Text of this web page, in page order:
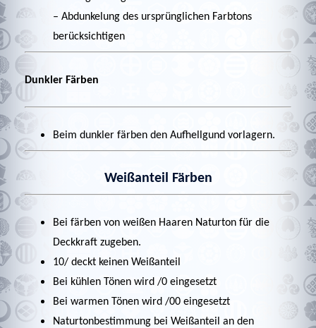
– Abdunkelung des ursprünglichen Farbtons
berücksichtigen
Dunkler Färben
Beim dunkler färben den Aufhellgund vorlagern.
Weißanteil Färben
Bei färben von weißen Haaren Naturton für die
Deckkraft zugeben.
10/ deckt keinen Weißanteil
Bei kühlen Tönen wird /0 eingesetzt
Bei warmen Tönen wird /00 eingesetzt
Naturtonbestimmung bei Weißanteil an den